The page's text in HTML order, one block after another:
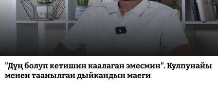
"Дүң болуп кетишин каалаган эмесмин". Кулпунайы
менен таанылган дыйкандын маеги